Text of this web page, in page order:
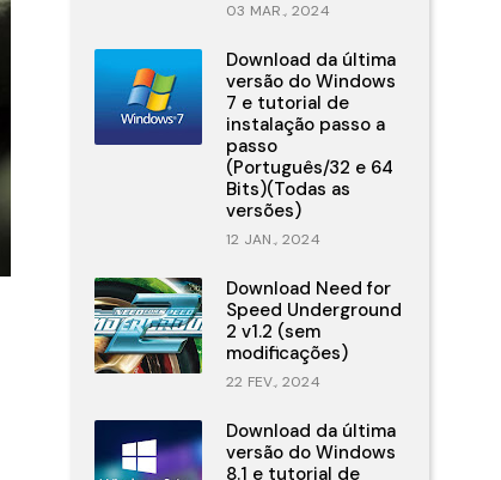
03 MAR., 2024
Download da última
versão do Windows
7 e tutorial de
instalação passo a
passo
(Português/32 e 64
Bits)(Todas as
versões)
12 JAN., 2024
Download Need for
Speed Underground
2 v1.2 (sem
modificações)
22 FEV., 2024
Download da última
versão do Windows
8.1 e tutorial de